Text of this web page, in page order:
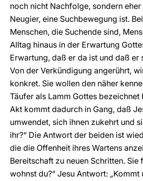
noch nicht Nachfolge, sondern
Neugier, eine Suchbewegung ist.
Menschen, die Suchende sind,
Alltag hinaus in der Erwartung
Erwartung, daß er da ist und daß er
Von der Verkündigung angerührt,
konkret. Sie wollen den näher
Täufer als Lamm Gottes bezeichnet
Akt kommt dadurch in Gang, daß
umwendet, sich ihnen zukehrt und
ihr?“ Die Antwort der beiden ist
die die Offenheit ihres Wartens
Bereitschaft zu neuen Schritten. Sie
wohnst du?“ Jesu Antwort: „Kommt